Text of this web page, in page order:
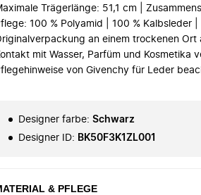
Trägerlänge: 51,1 cm |
100 % Polyamid | 100 % Kalbsleder |
an einem trockenen Ort
mit Wasser, Parfüm und Kosmetika
von Givenchy für Leder
Designer farbe: Schwarz
Designer ID: BK50F3K1ZL001
& PFLEGE